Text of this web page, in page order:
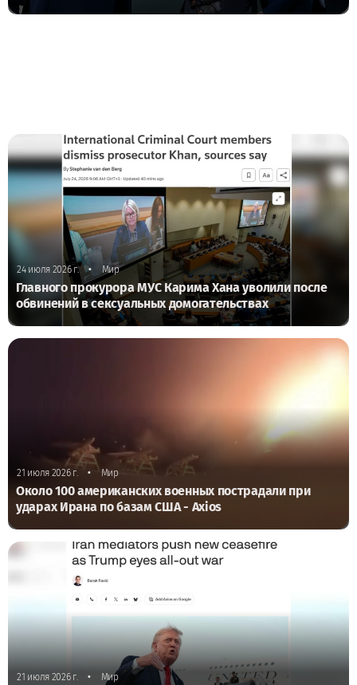
24 июля 2026 г. • Мир
Главного прокурора МУС Карима Хана уволили после
обвинений в сексуальных домогательствах
21 июля 2026 г. • Мир
Около 100 американских военных пострадали при
ударах Ирана по базам США - Axios
21 июля 2026 г. • Мир